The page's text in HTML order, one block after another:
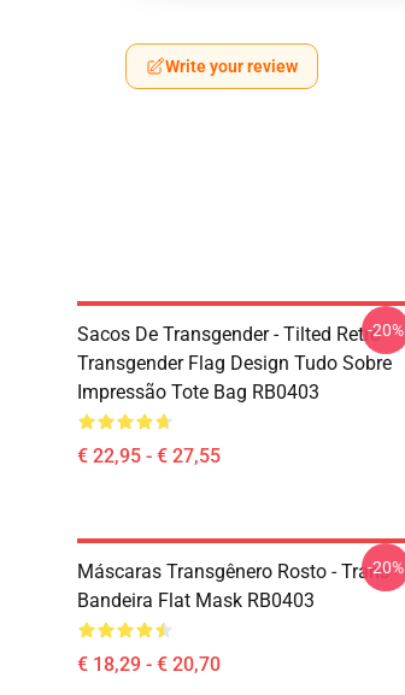
Write your review
Sacos De Transgender - Tilted Retro
Transgender Flag Design Tudo Sobre
Impressão Tote Bag RB0403
€ 22,95 - € 27,55
-20%
Máscaras Transgênero Rosto - Trans
Bandeira Flat Mask RB0403
€ 18,29 - € 20,70
-20%